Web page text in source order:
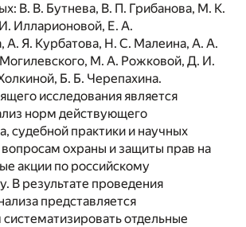
В. В. Бутнева, В. П. Грибанова, М. К.
Илларионовой, Е. А.
А. Я. Курбатова, Н. С. Малеина, А. А.
М. А. Рожковой, Д. И.
Б. Б. Черепахина.
исследования является
норм действующего
судебной практики и научных
охраны и защиты прав на
акции по российскому
В результате проведения
представляется
отдельные